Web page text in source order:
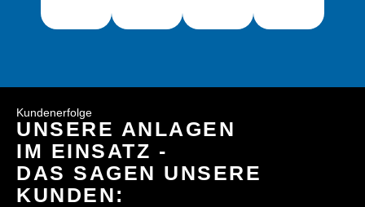
Kundenerfolge
UNSERE ANLAGEN
IM EINSATZ -
DAS SAGEN UNSERE
KUNDEN: